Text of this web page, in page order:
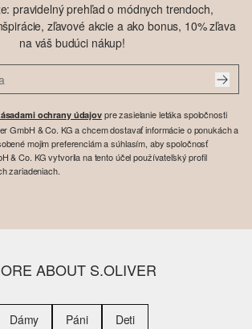
pravidelný prehľad o módnych trendoch,
zľavové akcie a ako bonus, 10% zľava
na váš budúci nákup!
ochrany údajovpre zasielanie letáka spoločnosti
GmbH & Co. KG a chcem dostavať informácie o ponukách a
mojim preferenciám a súhlasím, aby spoločnosť
& Co. KG vytvorila na tento účel používateľský profil
zariadeniach.
ABOUT S.OLIVER
Dámy Páni Deti